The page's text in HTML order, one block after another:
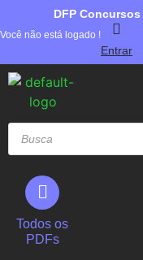
DFP Concursos
Você não está logado !
Entrar
Todos os
PDFs